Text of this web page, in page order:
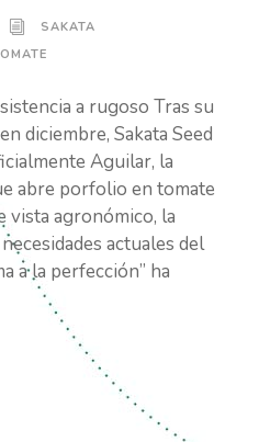
SAKATA
a rugoso Tras su
diciembre, Sakata Seed
Aguilar, la
abre porfolio en tomate
vista agronómico, la
actuales del
a la perfección” ha